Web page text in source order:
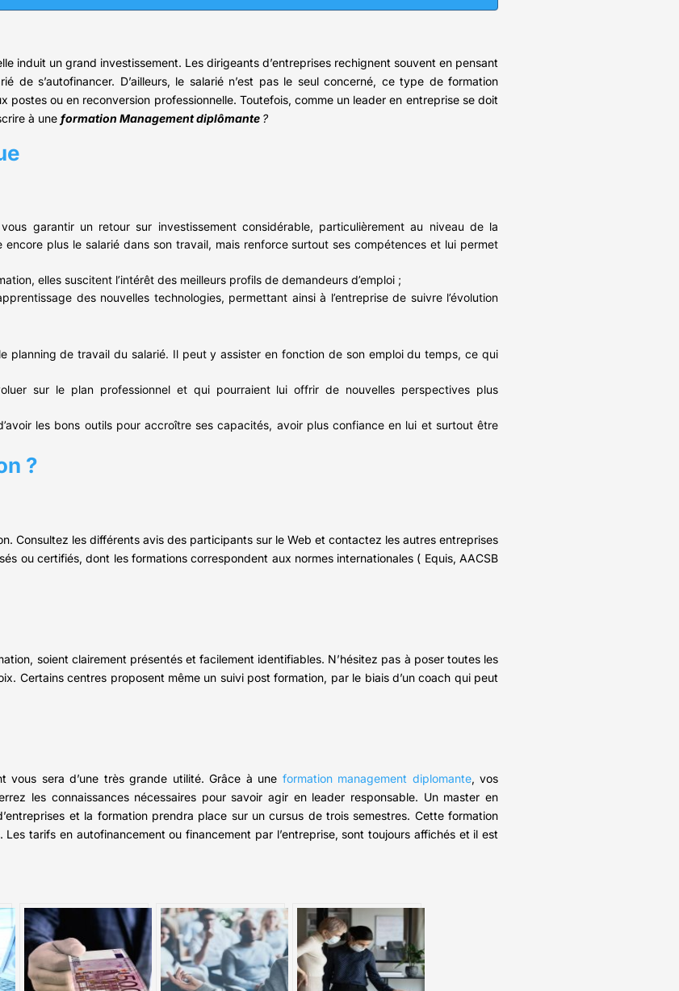
induit un grand investissement. Les dirigeants d’entreprises rechignent souvent en pensant
s’autofinancer. D’ailleurs, le salarié n’est pas le seul concerné, ce type de formation
postes ou en reconversion professionnelle. Toutefois, comme un leader en entreprise se doit
à une formation Management diplômante ?
garantir un retour sur investissement considérable, particulièrement au niveau de la
plus le salarié dans son travail, mais renforce surtout ses compétences et lui permet
elles suscitent l’intérêt des meilleurs profils de demandeurs d’emploi ;
des nouvelles technologies, permettant ainsi à l’entreprise de suivre l’évolution
planning de travail du salarié. Il peut y assister en fonction de son emploi du temps, ce qui
sur le plan professionnel et qui pourraient lui offrir de nouvelles perspectives plus
les bons outils pour accroître ses capacités, avoir plus confiance en lui et surtout être
?
Consultez les différents avis des participants sur le Web et contactez les autres entreprises
ou certifiés, dont les formations correspondent aux normes internationales ( Equis, AACSB
soient clairement présentés et facilement identifiables. N’hésitez pas à poser toutes les
Certains centres proposent même un suivi post formation, par le biais d’un coach qui peut
vous sera d’une très grande utilité. Grâce à une formation management diplomante, vos
les connaissances nécessaires pour savoir agir en leader responsable. Un master en
et la formation prendra place sur un cursus de trois semestres. Cette formation
tarifs en autofinancement ou financement par l’entreprise, sont toujours affichés et il est